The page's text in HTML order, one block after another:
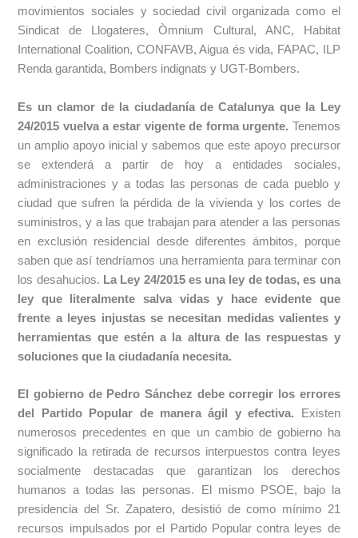
movimientos sociales y sociedad civil organizada como el
Sindicat de Llogateres, Òmnium Cultural, ANC, Habitat
International Coalition, CONFAVB, Aigua és vida, FAPAC, ILP
Renda garantida, Bombers indignats y UGT-Bombers.
Es un clamor de la ciudadanía de Catalunya que la Ley
24/2015 vuelva a estar vigente de forma urgente. Tenemos
un amplio apoyo inicial y sabemos que este apoyo precursor
se extenderá a partir de hoy a entidades sociales,
administraciones y a todas las personas de cada pueblo y
ciudad que sufren la pérdida de la vivienda y los cortes de
suministros, y a las que trabajan para atender a las personas
en exclusión residencial desde diferentes ámbitos, porque
saben que así tendríamos una herramienta para terminar con
los desahucios. La Ley 24/2015 es una ley de todas, es una
ley que literalmente salva vidas y hace evidente que
frente a leyes injustas se necesitan medidas valientes y
herramientas que estén a la altura de las respuestas y
soluciones que la ciudadanía necesita.
El gobierno de Pedro Sánchez debe corregir los errores
del Partido Popular de manera ágil y efectiva. Existen
numerosos precedentes en que un cambio de gobierno ha
significado la retirada de recursos interpuestos contra leyes
socialmente destacadas que garantizan los derechos
humanos a todas las personas. El mismo PSOE, bajo la
presidencia del Sr. Zapatero, desistió de como mínimo 21
recursos impulsados por el Partido Popular contra leyes de